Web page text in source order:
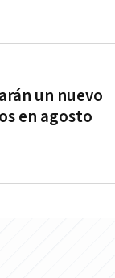
un nuevo
en agosto